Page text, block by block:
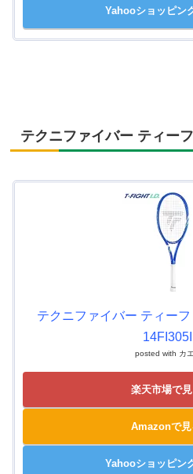
Yahooショッピン
テクニファイバー ティー
テクニファイバー ティー
posted with カ
楽天市場で
Amazonで見
Yahooショッピン